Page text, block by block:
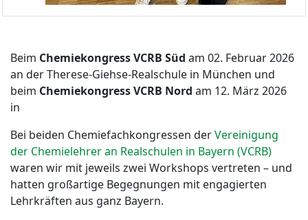
Beim Chemiekongress VCRB Süd am 02. Februar 2026
an der Therese-Giehse-Realschule in München und
beim Chemiekongress VCRB Nord am 12. März 2026
in
Bei beiden Chemiefachkongressen derVereinigung
der Chemielehrer an Realschulen in Bayern (VCRB)
waren wir mit jeweils zwei Workshops vertreten – und
hatten großartige Begegnungen mit engagierten
Lehrkräften aus ganz Bayern.